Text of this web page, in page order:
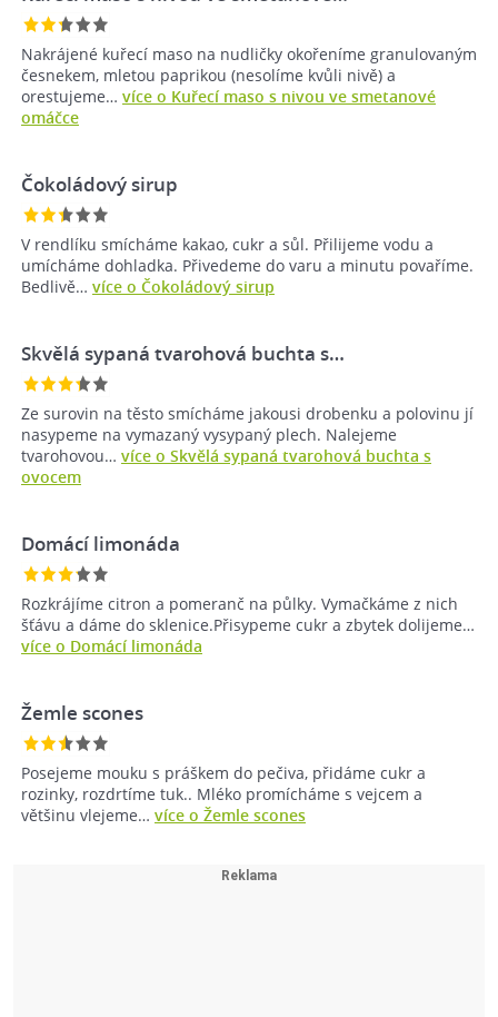
Nakrájené kuřecí maso na nudličky okořeníme granulovaným
česnekem, mletou paprikou (nesolíme kvůli nivě) a
orestujeme… více o Kuřecí maso s nivou ve smetanové
omáčce
Čokoládový sirup
V rendlíku smícháme kakao, cukr a sůl. Přilijeme vodu a
umícháme dohladka. Přivedeme do varu a minutu povaříme.
Bedlivě… více o Čokoládový sirup
Skvělá sypaná tvarohová buchta s…
Ze surovin na těsto smícháme jakousi drobenku a polovinu jí
nasypeme na vymazaný vysypaný plech. Nalejeme
tvarohovou… více o Skvělá sypaná tvarohová buchta s
ovocem
Domácí limonáda
Rozkrájíme citron a pomeranč na půlky. Vymačkáme z nich
šťávu a dáme do sklenice.Přisypeme cukr a zbytek dolijeme…
více o Domácí limonáda
Žemle scones
Posejeme mouku s práškem do pečiva, přidáme cukr a
rozinky, rozdrtíme tuk.. Mléko promícháme s vejcem a
většinu vlejeme… více o Žemle scones